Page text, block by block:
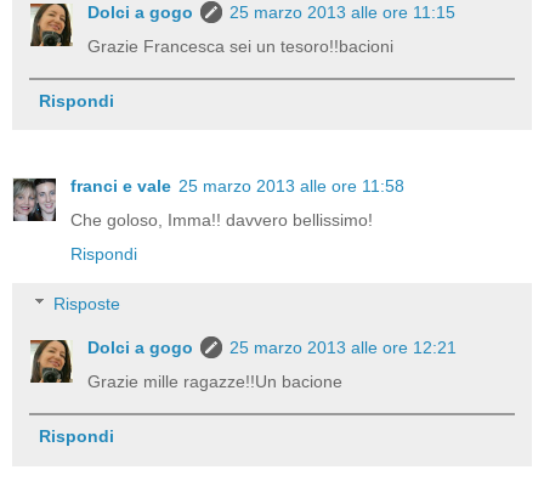
Dolci a gogo
25 marzo 2013 alle ore 11:15
Grazie Francesca sei un tesoro!!bacioni
Rispondi
franci e vale 25 marzo 2013 alle ore 11:58
Che goloso, Imma!! davvero bellissimo!
Rispondi
Risposte
Dolci a gogo
25 marzo 2013 alle ore 12:21
Grazie mille ragazze!!Un bacione
Rispondi